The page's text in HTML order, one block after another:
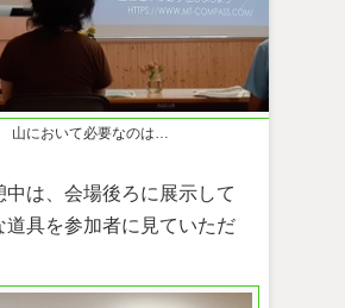
山において必要なのは…
中は、会場後ろに展示して
道具を参加者に見ていただ